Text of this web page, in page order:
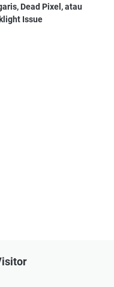
Dead Pixel, atau
Issue